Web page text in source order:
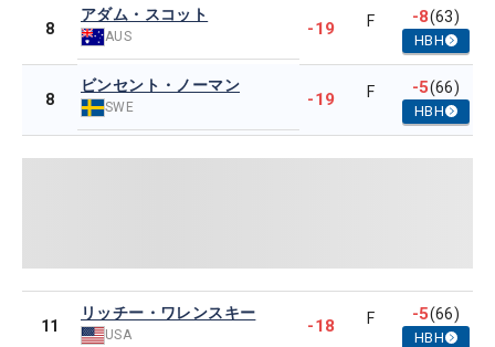
8
アダム・スコット
AUS -19 F -8(63)
HBH
8
ビンセント・ノーマン
SWE -19 F -5(66)
HBH
11
リッチー・ワレンスキー
USA -18 F -5(66)
HBH